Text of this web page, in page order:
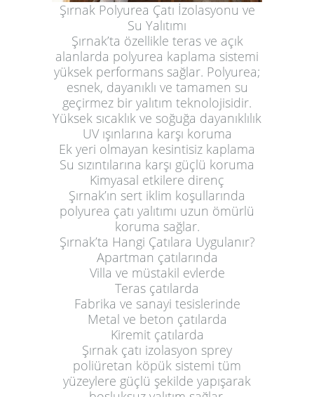
Şırnak Polyurea Çatı İzolasyonu ve
Su Yalıtımı
Şırnak’ta özellikle teras ve açık
alanlarda polyurea kaplama sistemi
yüksek performans sağlar. Polyurea;
esnek, dayanıklı ve tamamen su
geçirmez bir yalıtım teknolojisidir.
Yüksek sıcaklık ve soğuğa dayanıklılık
UV ışınlarına karşı koruma
Ek yeri olmayan kesintisiz kaplama
Su sızıntılarına karşı güçlü koruma
Kimyasal etkilere direnç
Şırnak’ın sert iklim koşullarında
polyurea çatı yalıtımı uzun ömürlü
koruma sağlar.
Şırnak’ta Hangi Çatılara Uygulanır?
Apartman çatılarında
Villa ve müstakil evlerde
Teras çatılarda
Fabrika ve sanayi tesislerinde
Metal ve beton çatılarda
Kiremit çatılarda
Şırnak çatı izolasyon sprey
poliüretan köpük sistemi tüm
yüzeylere güçlü şekilde yapışarak